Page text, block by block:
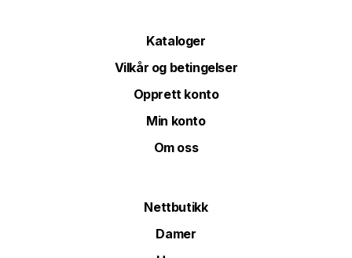
Kataloger
Vilkår og betingelser
Opprett konto
Min konto
Om oss
Nettbutikk
Damer